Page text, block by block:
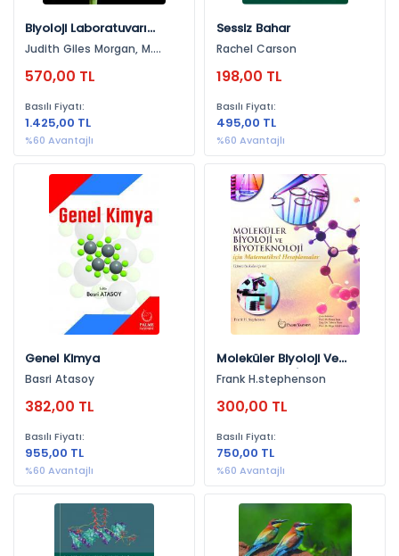
Doğa (2)
Mimarlık (2)
Eğitim Bilimleri (1)
Çevre (1)
Etkinlik (1)
Biyosilahlar (1)
İklim Değişikliği (1)
Kodlama (1)
Cerrahi Tıp / Nöroloji (1)
Temel Tıp / Histoloji (1)
Kimya , Biyokimya (1)
Adli Antropoloji (1)
Çevre, Fen Bilimleri, (1)
Kuram (1)
Fen Bilimleri, Matematik (1)
Kent Tarımı (1)
2013 (17)
2022 (16)
2018 (16)
2024 (14)
2010 (12)
2011 (11)
2009 (8)
2012 (8)
2023 (8)
2008 (2)
2006 (2)
2026 (2)
Biyoloji Laboratuvarı
Araştırma Kılavuzu
Judith Giles Morgan, M.
570,00 TL
Basılı Fiyatı:
1.425,00 TL
%60 Avantajlı
Sessiz Bahar
Rachel Carson
198,00 TL
Basılı Fiyatı:
495,00 TL
%60 Avantajlı
Genel Kimya
Basri Atasoy
382,00 TL
Basılı Fiyatı:
955,00 TL
%60 Avantajlı
Moleküler Biyoloji Ve
Biyoteknoloji İçin
Matematiksel
Hesaplamalar
Frank H.stephenson
300,00 TL
Basılı Fiyatı:
750,00 TL
%60 Avantajlı